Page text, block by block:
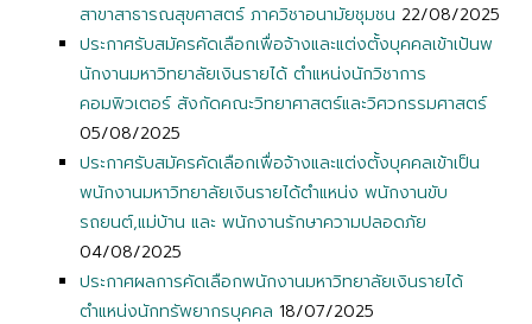
สาขาสาธารณสุขศาสตร์ ภาควิชาอนามัยชุมชน 22/08/2025
ประกาศรับสมัครคัดเลือกเพื่อจ้างและแต่งตั้งบุคคลเข้าเป้นพ
นักงานมหาวิทยาลัยเงินรายได้ ตำแหน่งนักวิชาการ
คอมพิวเตอร์ สังกัดคณะวิทยาศาสตร์และวิศวกรรมศาสตร์
05/08/2025
ประกาศรับสมัครคัดเลือกเพื่อจ้างและแต่งตั้งบุคคลเข้าเป็น
พนักงานมหาวิทยาลัยเงินรายได้ตำแหน่ง พนักงานขับ
รถยนต์,แม่บ้าน และ พนักงานรักษาความปลอดภัย
04/08/2025
ประกาศผลการคัดเลือกพนักงานมหาวิทยาลัยเงินรายได้
ตำแหน่งนักทรัพยากรบุคคล 18/07/2025